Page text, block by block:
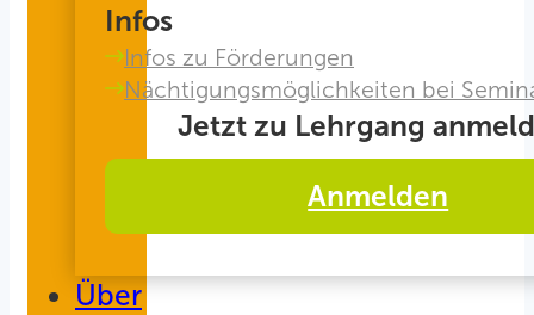
Infos
Infos zu Förderungen
Nächtigungsmöglichkeiten bei
Jetzt zu Lehrgang
Anmelden
Über